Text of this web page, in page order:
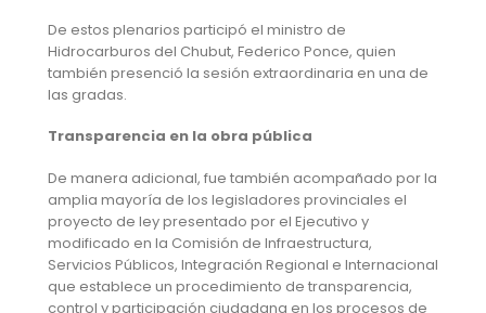
De estos plenarios participó el ministro de
Hidrocarburos del Chubut, Federico Ponce, quien
también presenció la sesión extraordinaria en una de
las gradas.
Transparencia en la obra pública
De manera adicional, fue también acompañado por la
amplia mayoría de los legisladores provinciales el
proyecto de ley presentado por el Ejecutivo y
modificado en la Comisión de Infraestructura,
Servicios Públicos, Integración Regional e Internacional
que establece un procedimiento de transparencia,
control y participación ciudadana en los procesos de